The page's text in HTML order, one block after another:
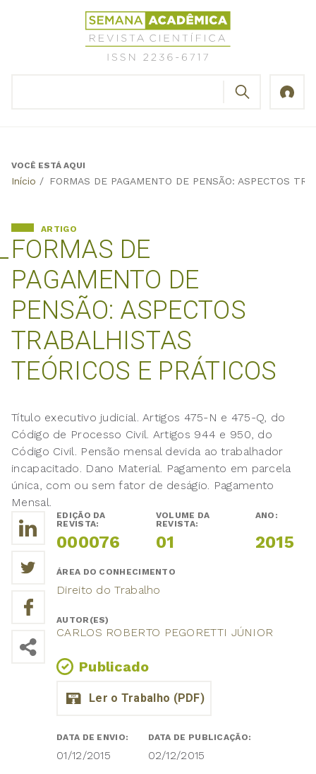
Revista
Científica
Semana
Back
VOCÊ ESTÁ AQUI
Início / FORMAS DE PAGAMENTO DE PENSÃO: ASPECTOS
FORMAS DE
PAGAMENTO DE
PENSÃO: ASPECTOS
TRABALHISTAS
TEÓRICOS E PRÁTICOS
ARTIGO
Título executivo judicial. Artigos 475-N e 475-Q, do
Código de Processo Civil. Artigos 944 e 950, do
Código Civil. Pensão mensal devida ao trabalhador
incapacitado. Dano Material. Pagamento em parcela
única, com ou sem fator de deságio. Pagamento
Mensal.
EDIÇÃO DA
REVISTA:
000076
VOLUME DA
REVISTA:
01
ANO:
2015
ÁREA DO CONHECIMENTO
Direito do Trabalho
AUTOR(ES)
CARLOS ROBERTO PEGORETTI JÚNIOR
Publicado
DATA DE ENVIO:
01/12/2015
DATA DE PUBLICAÇÃO:
02/12/2015